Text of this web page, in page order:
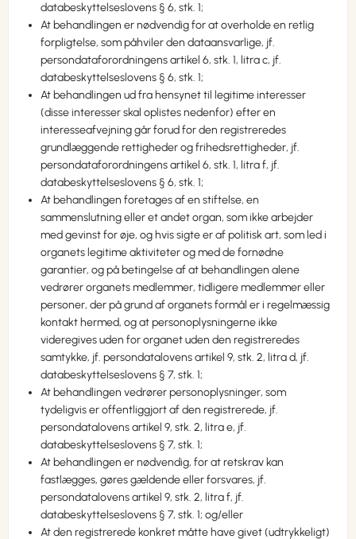
databeskyttelseslovens § 6, stk. 1;
At behandlingen er nødvendig for at overholde en retlig
forpligtelse, som påhviler den dataansvarlige, jf.
persondataforordningens artikel 6, stk. 1, litra c, jf.
databeskyttelseslovens § 6, stk. 1;
At behandlingen ud fra hensynet til legitime interesser
(disse interesser skal oplistes nedenfor) efter en
interesseafvejning går forud for den registreredes
grundlæggende rettigheder og frihedsrettigheder, jf.
persondataforordningens artikel 6, stk. 1, litra f, jf.
databeskyttelseslovens § 6, stk. 1;
At behandlingen foretages af en stiftelse, en
sammenslutning eller et andet organ, som ikke arbejder
med gevinst for øje, og hvis sigte er af politisk art, som led i
organets legitime aktiviteter og med de fornødne
garantier, og på betingelse af at behandlingen alene
vedrører organets medlemmer, tidligere medlemmer eller
personer, der på grund af organets formål er i regelmæssig
kontakt hermed, og at personoplysningerne ikke
videregives uden for organet uden den registreredes
samtykke, jf. persondatalovens artikel 9, stk. 2, litra d, jf.
databeskyttelseslovens § 7, stk. 1;
At behandlingen vedrører personoplysninger, som
tydeligvis er offentliggjort af den registrerede, jf.
persondatalovens artikel 9, stk. 2, litra e, jf.
databeskyttelseslovens § 7, stk. 1;
At behandlingen er nødvendig, for at retskrav kan
fastlægges, gøres gældende eller forsvares, jf.
persondatalovens artikel 9, stk. 2, litra f, jf.
databeskyttelseslovens § 7, stk. 1; og/eller
At den registrerede konkret måtte have givet (udtrykkeligt)